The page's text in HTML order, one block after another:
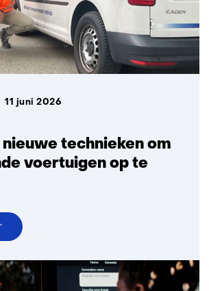
technieken om
voertuigen op te
11 juni 2026